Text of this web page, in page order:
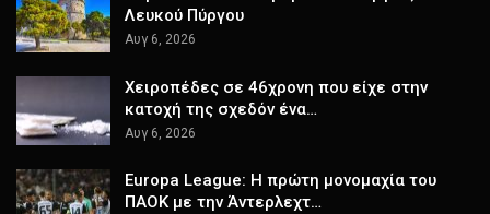
Λευκού Πύργου
Αυγ 6, 2026
Χειροπέδες σε 46χρονη που είχε στην
κατοχή της σχεδόν ένα…
Αυγ 6, 2026
Europa League: Η πρώτη μονομαχία του
ΠΑΟΚ με την Άντερλεχτ…